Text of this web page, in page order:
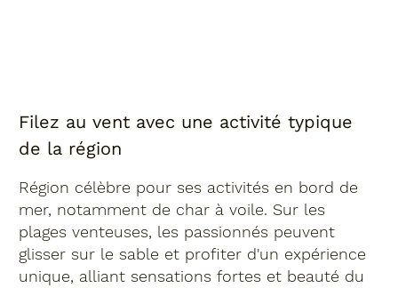
Filez au vent avec une activité typique
de la région
Région célèbre pour ses activités en bord de
mer, notamment de char à voile. Sur les
plages venteuses, les passionnés peuvent
glisser sur le sable et profiter d'un expérience
unique, alliant sensations fortes et beauté du